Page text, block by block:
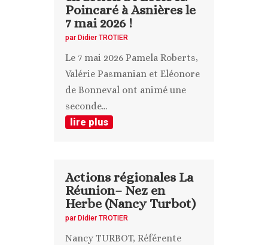
Poincaré à Asnières le
7 mai 2026 !
par Didier TROTIER
Le 7 mai 2026 Pamela Roberts,
Valérie Pasmanian et Eléonore
de Bonneval ont animé une
seconde...
lire plus
Actions régionales La
Réunion– Nez en
Herbe (Nancy Turbot)
par Didier TROTIER
Nancy TURBOT, Référente